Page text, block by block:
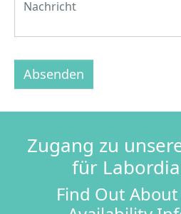
Absenden
Zugang zu
für
Find Out